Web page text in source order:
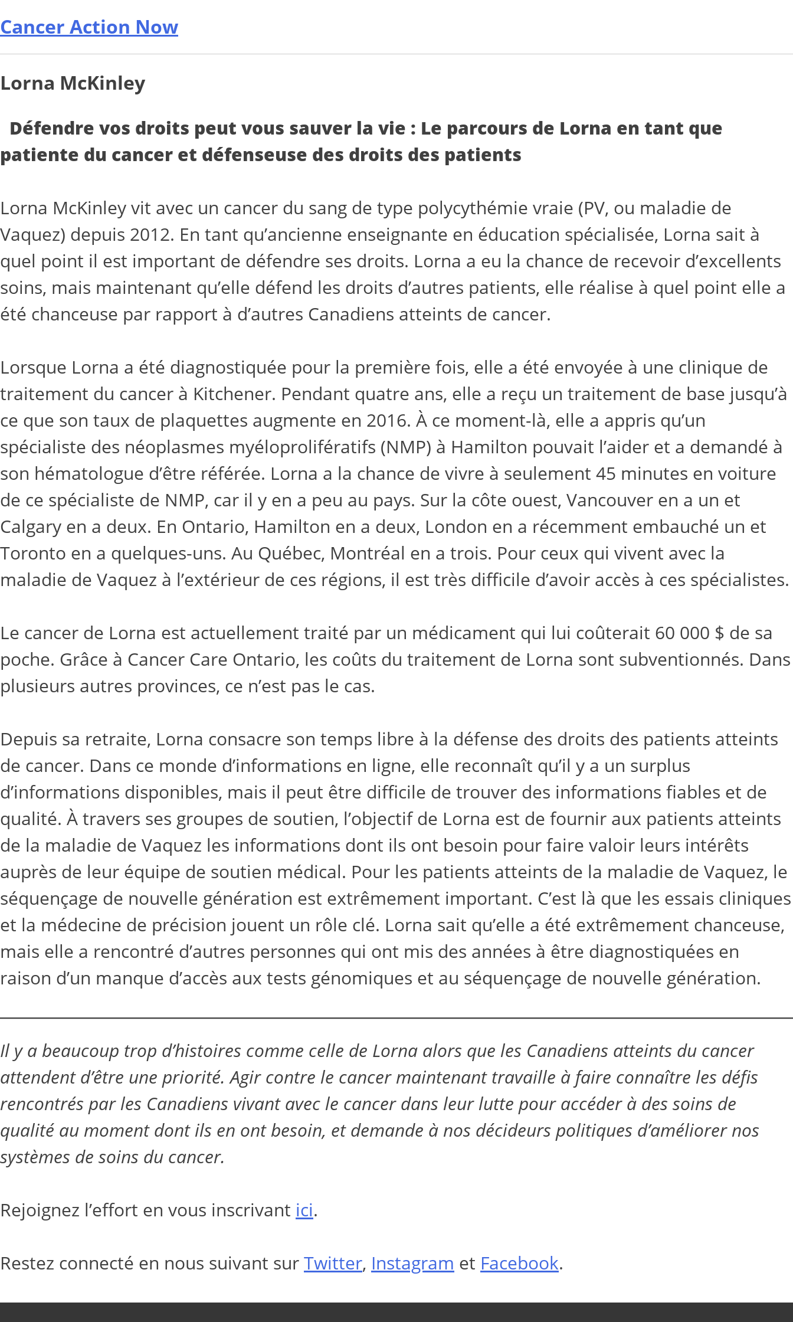
Cancer Action Now
Lorna McKinley
Défendre vos droits peut vous sauver la vie : Le parcours de Lorna en tant que
patiente du cancer et défenseuse des droits des patients
Lorna McKinley vit avec un cancer du sang de type polycythémie vraie (PV, ou maladie de
Vaquez) depuis 2012. En tant qu’ancienne enseignante en éducation spécialisée, Lorna sait à
quel point il est important de défendre ses droits. Lorna a eu la chance de recevoir d’excellents
soins, mais maintenant qu’elle défend les droits d’autres patients, elle réalise à quel point elle a
été chanceuse par rapport à d’autres Canadiens atteints de cancer.
Lorsque Lorna a été diagnostiquée pour la première fois, elle a été envoyée à une clinique de
traitement du cancer à Kitchener. Pendant quatre ans, elle a reçu un traitement de base jusqu’à
ce que son taux de plaquettes augmente en 2016. À ce moment-là, elle a appris qu’un
spécialiste des néoplasmes myéloprolifératifs (NMP) à Hamilton pouvait l’aider et a demandé à
son hématologue d’être référée. Lorna a la chance de vivre à seulement 45 minutes en voiture
de ce spécialiste de NMP, car il y en a peu au pays. Sur la côte ouest, Vancouver en a un et
Calgary en a deux. En Ontario, Hamilton en a deux, London en a récemment embauché un et
Toronto en a quelques-uns. Au Québec, Montréal en a trois. Pour ceux qui vivent avec la
maladie de Vaquez à l’extérieur de ces régions, il est très difficile d’avoir accès à ces spécialistes.
Le cancer de Lorna est actuellement traité par un médicament qui lui coûterait 60 000 $ de sa
poche. Grâce à Cancer Care Ontario, les coûts du traitement de Lorna sont subventionnés. Dans
plusieurs autres provinces, ce n’est pas le cas.
Depuis sa retraite, Lorna consacre son temps libre à la défense des droits des patients atteints
de cancer. Dans ce monde d’informations en ligne, elle reconnaît qu’il y a un surplus
d’informations disponibles, mais il peut être difficile de trouver des informations fiables et de
qualité. À travers ses groupes de soutien, l’objectif de Lorna est de fournir aux patients atteints
de la maladie de Vaquez les informations dont ils ont besoin pour faire valoir leurs intérêts
auprès de leur équipe de soutien médical. Pour les patients atteints de la maladie de Vaquez, le
séquençage de nouvelle génération est extrêmement important. C’est là que les essais cliniques
et la médecine de précision jouent un rôle clé. Lorna sait qu’elle a été extrêmement chanceuse,
mais elle a rencontré d’autres personnes qui ont mis des années à être diagnostiquées en
raison d’un manque d’accès aux tests génomiques et au séquençage de nouvelle génération.
Il y a beaucoup trop d’histoires comme celle de Lorna alors que les Canadiens atteints du cancer
attendent d’être une priorité. Agir contre le cancer maintenant travaille à faire connaître les défis
rencontrés par les Canadiens vivant avec le cancer dans leur lutte pour accéder à des soins de
qualité au moment dont ils en ont besoin, et demande à nos décideurs politiques d’améliorer nos
systèmes de soins du cancer.
Rejoignez l’effort en vous inscrivant ici.
Restez connecté en nous suivant surTwitter, Instagram et Facebook.